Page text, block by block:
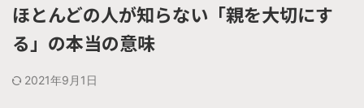
ほとんどの人が知らない「親を大切にす
る」の本当の意味
2021年9月1日